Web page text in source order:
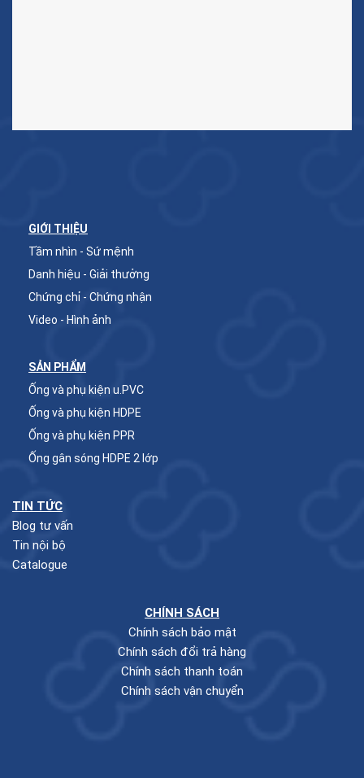
GIỚI THIỆU
Tầm nhìn - Sứ mệnh
Danh hiệu - Giải thưởng
Chứng chỉ - Chứng nhận
Video - Hình ảnh
SẢN PHẨM
Ống và phụ kiện u.PVC
Ống và phụ kiện HDPE
Ống và phụ kiện PPR
Ống gân sóng HDPE 2 lớp
TIN TỨC
Blog tư vấn
Tin nội bộ
Catalogue
CHÍNH SÁCH
Chính sách bảo mật
Chính sách đổi trả hàng
Chính sách thanh toán
Chính sách vận chuyển